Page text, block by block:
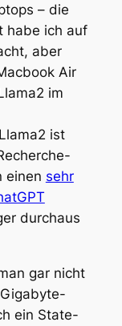
– die
habe ich auf
aber
Air
im
ist
einen sehr
durchaus
gar nicht
ein State-